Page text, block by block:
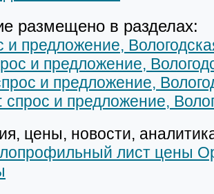
размещено в разделах:
и предложение,
и предложение,
и предложение,
и предложение,
цены, новости,
лист цены